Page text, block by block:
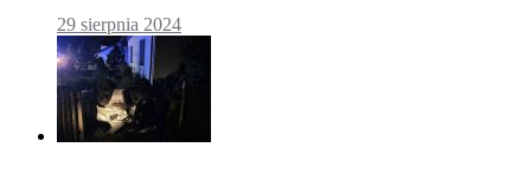
29 sierpnia 2024